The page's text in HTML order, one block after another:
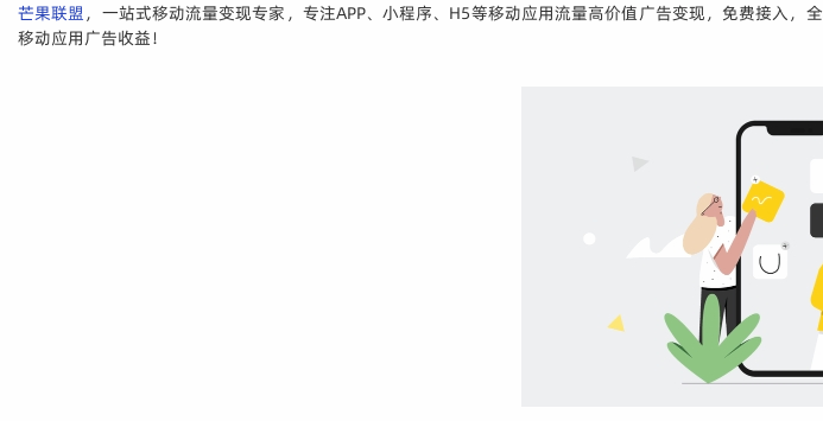
芒果联盟，一站式移动流量变现专家，专注APP、小程序、H5等移动应用流量高价值广告变现，免费接入
移动应用广告收益！